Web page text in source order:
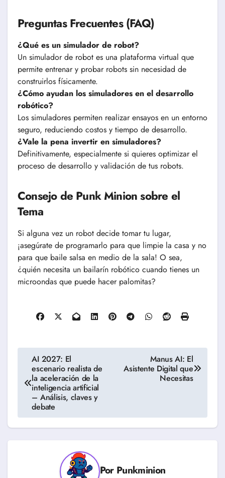
Preguntas Frecuentes (FAQ)
¿Qué es un simulador de robot?
Un simulador de robot es una plataforma virtual que
permite entrenar y probar robots sin necesidad de
construirlos físicamente.
¿Cómo ayudan los simuladores en el desarrollo
robótico?
Los simuladores permiten realizar ensayos en un entorno
seguro, reduciendo costos y tiempo de desarrollo.
¿Vale la pena invertir en simuladores?
Definitivamente, especialmente si quieres optimizar el
proceso de desarrollo y validación de tus robots.
Consejo de Punk Minion sobre el
Tema
Si alguna vez un robot decide tomar tu lugar,
¡asegúrate de programarlo para que limpie la casa y no
para que baile salsa en medio de la sala! O sea,
¿quién necesita un bailarín robótico cuando tienes un
microondas que puede hacer palomitas?
Navegación
de
entradas
AI 2027: El
escenario realista de
la aceleración de la
inteligencia artificial
– Análisis, claves y
debate
Manus AI: El
Asistente Digital que
Necesitas
Por Punkminion